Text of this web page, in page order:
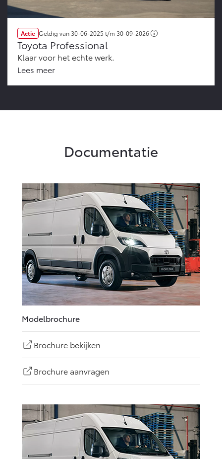
Actie Geldig van30-06-2025 t/m 30-09-2026
Toyota Professional
Klaar voor het echte werk.
Lees meer
Documentatie
Modelbrochure
Brochure bekijken
Brochure aanvragen